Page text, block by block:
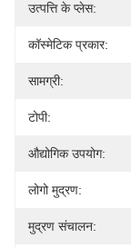
उत्पत्ति के प्लेस:
कॉस्मेटिक प्रकार:
सामग्री:
टोपी:
औद्योगिक उपयोग:
लोगो मुद्रण:
मुद्रण संचालन: